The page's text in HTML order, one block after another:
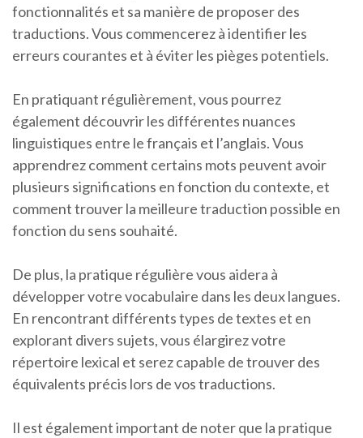
fonctionnalités et sa manière de proposer des
traductions. Vous commencerez à identifier les
erreurs courantes et à éviter les pièges potentiels.
En pratiquant régulièrement, vous pourrez
également découvrir les différentes nuances
linguistiques entre le français et l’anglais. Vous
apprendrez comment certains mots peuvent avoir
plusieurs significations en fonction du contexte, et
comment trouver la meilleure traduction possible en
fonction du sens souhaité.
De plus, la pratique régulière vous aidera à
développer votre vocabulaire dans les deux langues.
En rencontrant différents types de textes et en
explorant divers sujets, vous élargirez votre
répertoire lexical et serez capable de trouver des
équivalents précis lors de vos traductions.
Il est également important de noter que la pratique